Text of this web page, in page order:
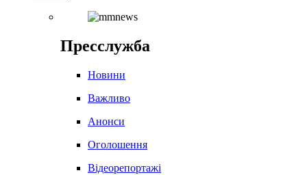
Пресслужба
Новини
Важливо
Анонси
Оголошення
Відеорепортажі